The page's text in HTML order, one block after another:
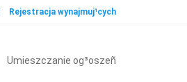
Rejestracja wynajmuj¹cych
Umieszczanie og³oszeñ